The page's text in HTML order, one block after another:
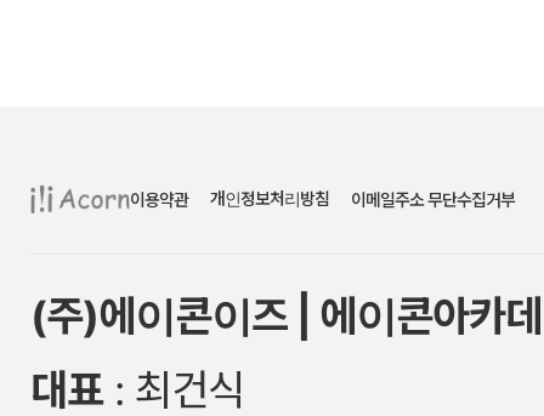
이용약관 개인정보처리방침 이메일주소 무단수집거부
(주)에이콘이즈 | 에이콘아카
대표: 최건식